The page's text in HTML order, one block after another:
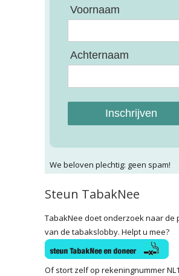
Voornaam
Achternaam
Inschrijven
We beloven plechtig: geen spam!
Steun TabakNee
TabakNee doet onderzoek naar de
van de tabakslobby. Helpt u mee?
Of stort zelf op rekeningnummer